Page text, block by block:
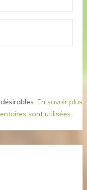
En savoir plus
sont utilisées.